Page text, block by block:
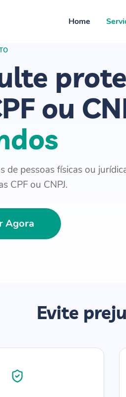
Home
ou
de pessoas físicas ou
CPF ou CNPJ.
Agora
Evite